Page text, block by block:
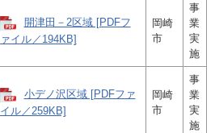
開津田－2区域 [PDFフ
ァイル／194KB]
岡崎
市
事
業
実
施
小デノ沢区域 [PDFファ
イル／259KB]
岡崎
市
事
業
実
施